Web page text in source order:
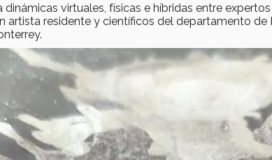
virtuales, físicas e híbridas entre expertos
artista residente y científicos del departamento de